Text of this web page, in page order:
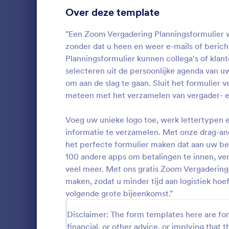
Over deze template
"Een Zoom Vergadering
zonder dat u heen en weer e-mails of
Planningsformulier kunnen collega's of
selecteren uit de persoonlijke agenda van
om aan de slag te gaan. Sluit het formulier
meteen met het verzamelen van vergader-
Voeg uw unieke logo toe, werk lettertypen
informatie te verzamelen. Met onze drag-
het perfecte formulier maken dat aan uw
100 andere apps om betalingen te innen,
veel meer. Met ons gratis Zoom
maken, zodat u minder tijd aan logistiek
volgende grote bijeenkomst."
Disclaimer: The form templates here are
financial, or other advice, or implying that
Aanmeldingsformulieren
Formulieren voor samenvattingen 4
3
Formulieren voor berekeningen
Bevestigingsformulieren 1
Contentformulieren 3
Verklaringen 1
Donatieformulieren 1